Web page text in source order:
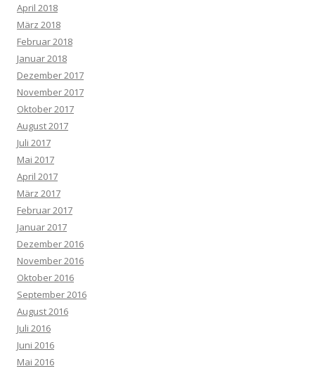
April 2018
März 2018
Februar 2018
Januar 2018
Dezember 2017
November 2017
Oktober 2017
August 2017
Juli 2017
Mai 2017
April 2017
März 2017
Februar 2017
Januar 2017
Dezember 2016
November 2016
Oktober 2016
September 2016
August 2016
Juli 2016
Juni 2016
Mai 2016